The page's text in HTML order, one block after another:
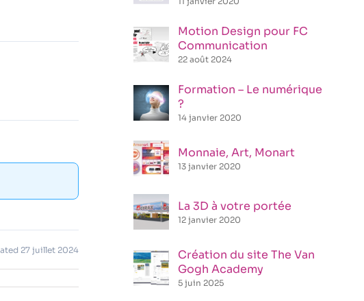
27 juillet 2024
Motion Design pour FC
Communication
22 août 2024
Formation – Le numérique
?
14 janvier 2020
Monnaie, Art, Monart
13 janvier 2020
La 3D à votre portée
12 janvier 2020
Création du site The Van
Gogh Academy
5 juin 2025